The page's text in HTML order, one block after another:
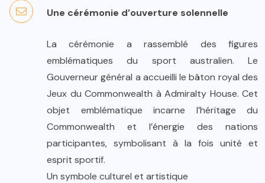
Une cérémonie d’ouverture solennelle
La cérémonie a rassemblé des figures
emblématiques du sport australien. Le
Gouverneur général a accueilli le bâton royal des
Jeux du Commonwealth à Admiralty House. Cet
objet emblématique incarne l’héritage du
Commonwealth et l’énergie des nations
participantes, symbolisant à la fois unité et
esprit sportif.
Un symbole culturel et artistique